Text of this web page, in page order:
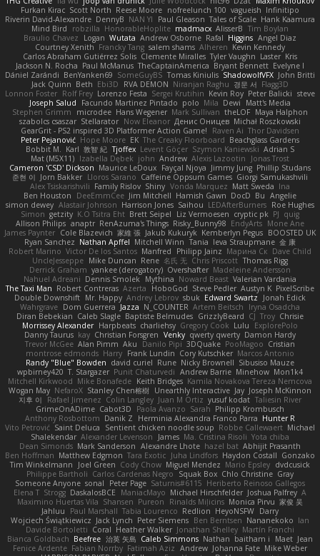
Furkan Kirac Scott North Reese Moore nofreelunch 100 vagueish Infinitipo
Riverin David-Alexandre DennyB NAN YI Paul Gleason Tales of Scale Hank Kaamura
Mind Bird
robzilla HonorableHoplite madmacx AlisserB Tim Boylan
Braulio Chavez
Logan Wutata Andrew Osborne Rafal Higgins Angel Diaz
Courtney Xenith Francky Tang salem shams Alheren Kevin Kennedy
Carlos Abraham Gutiérrez Solis Clemente Miralles Tyler Vaughn Laster Kris
Jackson N. Rocha Paul McManus TheCaptainAmerica Bryant Bennett Evelyne I
Dániel Zarándi BenYanken69 SomeGuyBS Tomas Kiniulis ShadowolfVFX John Britti
Jack Quinn Beth Ebi3D RVA DEMON Niranjan Raghu 경문 서 Flagg3D
Lonnon Foster Rolf Frey Lorenzo Festa Sergei Krutihin Kevin Roy Peter Balicki steve
Joseph Salud
Facundo Martinez Pintado polo Mila Dewi
Matt's Media
Stephen Grimm
microdee Hans Wegener Mark Sullivan theLOF Maya Halphon
szabolcs csaszar Stellarator Now Eleanor Денис Оницев Michał Roszkowski
GearGrit - PS2 inspired 3D Platformer Action Game!
Raven Ai Thor Davidsen
Peter Pejanović Hope Moore EK The Creaky Floorboard Beachglass Gardens
Bobbit M. Karl 敦智 紀 Tjoffex Levent Göçer Szymon Kaniewski Adrian S
Mat (M5X11) Izabella Dębek john Andrew Alexis Lazootin
Jonas Trost
Cameron 'CSD' Dickson Maurice LeDoux Fayçal Njoya Jimmy Jung Phillip Studans
준현 이 Jorn Bakker Lloros Sarano Caffeine Oppsum Games Giorgi Samukashvili
Alex Tsiskarishvili Family Rislov Shiny Vonda Marquez Matt Sweda Ina
Ben Houston
DeeEmmCee Jim Mitchell Hamish Gawn DocD Bu Angelie
simon dewey Alastair Johnson Harrison Jones Saihou LEDAfterBurners Roe Hughes
Simon getzity K.O Tsitra Eht Brett Seipel Liz Vermoesen cryptic pk PJ quig
Allison Philips anaptr RenAzuma's Things Risky_Bunny98 EndyArts Mone Ane
James Paynter Cole Blazevich 家維 張 Jakub Kukuryk Kemberlyn Pegus BOOSTED UK
Ryan Sanchez Nathan Apffel Mitchell Winn Tania Ieva Straupmane 金 康
Robert Marino Victor De los Santos Manfred Philipp Jainz Марина Ск Dave Child
UncleJesseppe Mike Duncan Rene 名氏 无 Chris Priscott Thomas Rigg
Derrick Graham yankee (derogatory) Overshafter Madeleine Andersson
Nahuel Adreani Dennis Smolek Mythina Noward Beast Valerian Vardania
The Taxi Man Robert Contreras Azerta HoboGod Steve Pedler Austyn K PixelScribe
Double Downshift Mr. Happy Andrey Lebrov sbuk Edward Swartz
Jonah Edick
Wahrgrave Dom Guerrera Jazza N_COUNTER Artem Beitsch
Iryna Osadcha
Diran Bebekian Caleb Slagle Baptiste Belmudes GrizzlyBeard CJ Troy Chrisie
Morrissey Alexander Harpbeats charliehsy Gregory Cook Lulu
ExplorePolo
Danny Taurus kay Christian Forsgren Venky qwerty qwerty Damon Hardy
Trevor McGee Alan Pimm Aku Danilo Pipi 3DQuake PooMagoo Cristian
montrose edmonds Harry Frank Lundin Cory Kutschker Marcos Antonio
Randy "Blue" Bowden david curiel Rune Nicky Brownell Sibusiso Mauze
wpbirney420 T. Stargazer Punit Chaturvedi Andrew Barrie Minehow Mon1k4
Mitchell Kirkwood Mike Bonafede Keith Bridges Kamila Novakova Tereza Nemcova
Wogan May NefaroX Stanley Chen榕樹 Unearthly Interactive Jay Joseph McKinnon
지후 이
Rafael Jimenez Colin Langley Juan M Ortiz yusuf kodat Taliesin River
GrimeOnADime Cabot3D Paola Avanzo Sarah Philipp Krombusch
Anthony Rosbottom Danik Z Herminia Alexandra Franco Parra Hunter R
Vito Petrović Saint Deluca Sentient chicken noodle soup Robbe Callewaert Michael
Shalekendar Alexander Levenson James Ma. Cristina Risoli Yota chiba
Dean Simonds Mark Sanderson Alexandre Lhote hazel bat Abhijit Prasanth
Ben Hoffman Matthew Edgmon Tara Exotic Juha Lindfors Haydon Costall Gonzako
Tim Winkelmann
Joel Green Cody Chow Miguel Mendez Mario Epsley dvdcusick
Philippe Bartholi Carlos Cardenas Negro Squak Box Chlo Christine Gray
Someone Anyone sonal Peter Page Saturnis#6115 Heriberto Reinoso Gallegos
Elena T Strogg DaskalosBCE ManiacMayo Michael Hirschfelder Joshua Palfrey A
Maximino Huertas Vila Shansen Pureon Rinalds Miļicins Monica Pirvu 家俊 吴
Jahluu
Paul Marshall Tabia Lourenco Redlion HeyoNSFW Darry
Wojciech Świątkiewicz Jack Lynch Peter Siemens Ben Berntsen Nananekoko Ian
Davide Bortoletti Coral Heather Walker Jonathan Shelley Martín Franchi
Bianca Goldbach Beefree 治英 矢島 Caleb Simmons Nathan baitham i Maet Jean
Fenice Ardente Fabian Norrby Fatimah Aziz Andrew Johanna Fate Mike Weber